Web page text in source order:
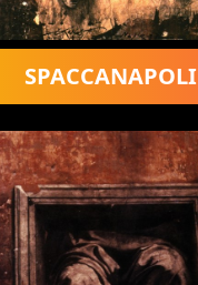
SPACCANAPOLI